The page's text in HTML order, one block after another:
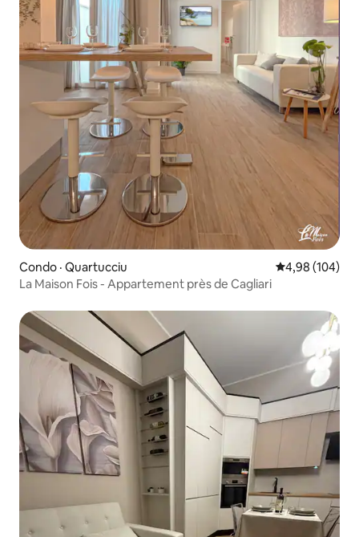
Condo · Quartucciu Note
4,98 (104)
La Maison Fois - Appartement près de Cagliari